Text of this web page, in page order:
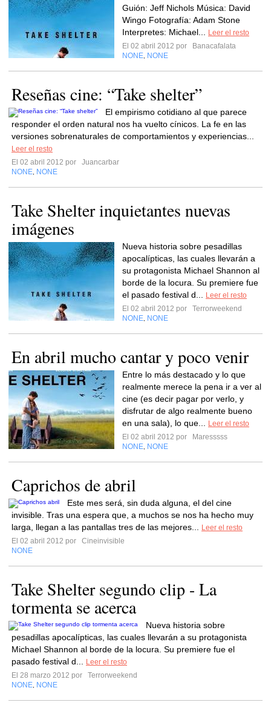
Guión: Jeff Nichols Música: David
Wingo Fotografía: Adam Stone
Interpretes: Michael...
Leer el resto
El 02 abril 2012 por
Banacafalata
NONE NONE
Reseñas cine: “Take shelter”
El empirismo cotidiano al que parece
responder el orden natural nos ha vuelto cínicos. La fe en las
versiones sobrenaturales de comportamientos y experiencias...
Leer el resto
El 02 abril 2012 por
Juancarbar
NONE NONE
Take Shelter inquietantes nuevas
imágenes
Nueva historia sobre pesadillas
apocalípticas, las cuales llevarán a
su protagonista Michael Shannon al
borde de la locura. Su premiere fue
el pasado festival d...
Leer el resto
El 02 abril 2012 por
Terrorweekend
NONE NONE
En abril mucho cantar y poco venir
Entre lo más destacado y lo que
realmente merece la pena ir a ver al
cine (es decir pagar por verlo, y
disfrutar de algo realmente bueno
en una sala), lo que...
Leer el resto
El 02 abril 2012 por
Maresssss
NONE NONE
Caprichos de abril
Este mes será, sin duda alguna, el del cine
invisible. Tras una espera que, a muchos se nos ha hecho muy
larga, llegan a las pantallas tres de las mejores...
Leer el resto
El 02 abril 2012 por
Cineinvisible
NONE
Take Shelter segundo clip - La
tormenta se acerca
Nueva historia sobre
pesadillas apocalípticas, las cuales llevarán a su protagonista
Michael Shannon al borde de la locura. Su premiere fue el
pasado festival d...
Leer el resto
El 28 marzo 2012 por
Terrorweekend
NONE NONE